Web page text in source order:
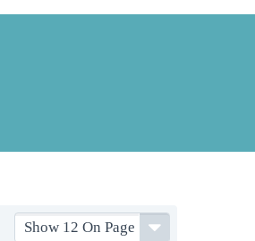
Show 12 On Page